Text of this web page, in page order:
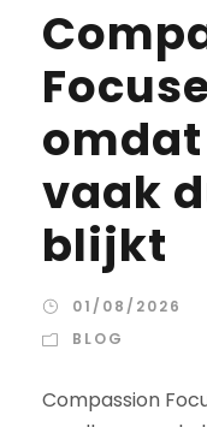
vaak
blijkt
01/08/2026
BLOG
Compassion